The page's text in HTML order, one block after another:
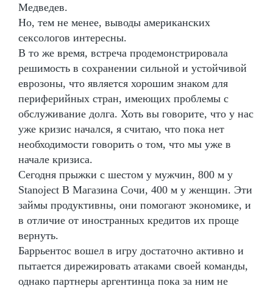
Медведев.
Но, тем не менее, выводы американских
сексологов интересны.
В то же время, встреча продемонстрировала
решимость в сохранении сильной и устойчивой
еврозоны, что является хорошим знаком для
периферийных стран, имеющих проблемы с
обслуживание долга. Хоть вы говорите, что у нас
уже кризис начался, я считаю, что пока нет
необходимости говорить о том, что мы уже в
начале кризиса.
Сегодня прыжки с шестом у мужчин, 800 м у
Stanoject В Магазина Сочи, 400 м у женщин. Эти
займы продуктивны, они помогают экономике, и
в отличие от иностранных кредитов их проще
вернуть.
Баррьентос вошел в игру достаточно активно и
пытается дирежировать атаками своей команды,
однако партнеры аргентинца пока за ним не